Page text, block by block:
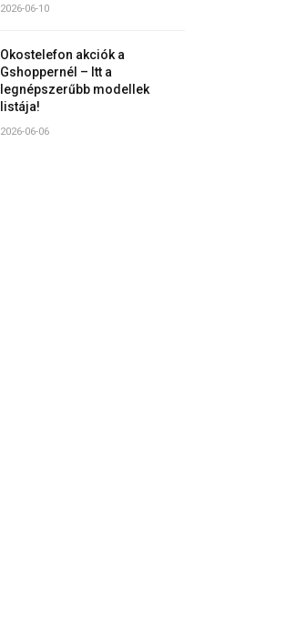
2026-06-10
Okostelefon akciók a
Gshoppernél – Itt a
legnépszerűbb modellek
listája!
2026-06-06